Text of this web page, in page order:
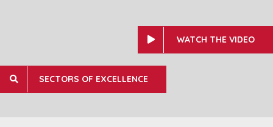
WATCH THE VIDEO
SECTORS OF EXCELLENCE